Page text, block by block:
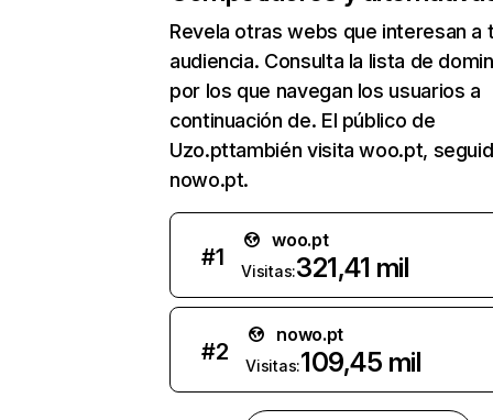
Revela otras webs que interesan a
audiencia. Consulta la lista de
por los que navegan los usuarios a
continuación de. El público de
Uzo.pttambién visita woo.pt,
nowo.pt.
#1
woo.pt
Visitas:321,41 mil
#2
nowo.pt
Visitas:109,45 mil